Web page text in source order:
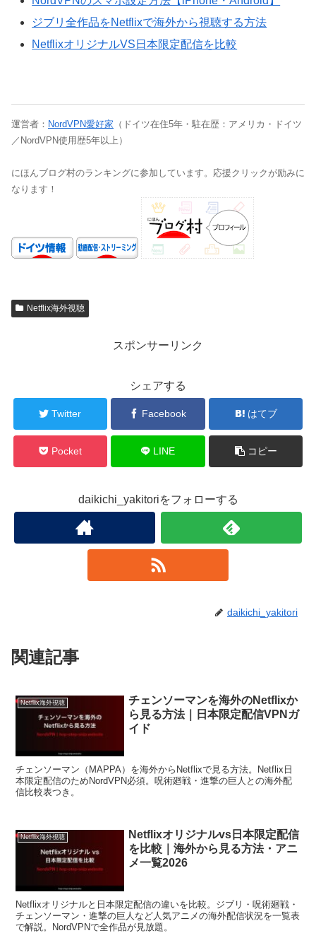
ジブリ全作品をNetflixで海外から視聴する方法
NetflixオリジナルVS日本限定配信を比較
運営者： NordVPN愛好家 （ドイツ在住5年・駐在歴：アメリカ・ドイツ
／NordVPN使用歴5年以上）
にほんブログ村のランキングに参加しています。応援クリックが励みに
なります！
Netflix海外視聴
スポンサーリンク
シェアする
Twitter Facebook はてブ
Pocket LINE コピー
daikichi_yakitoriをフォローする
daikichi_yakitori
関連記事
Netflix海外視聴
チェンソーマンを海外のNetflixか
ら見る方法｜日本限定配信VPNガ
イド
チェンソーマン（MAPPA）を海外からNetflixで見る方法。Netflix日
本限定配信のためNordVPN必須。呪術廻戦・進撃の巨人との海外配
信比較表つき。
Netflix海外視聴
Netflixオリジナルvs日本限定配信
を比較｜海外から見る方法・アニ
メ一覧2026
Netflixオリジナルと日本限定配信の違いを比較。ジブリ・呪術廻戦・
チェンソーマン・進撃の巨人など人気アニメの海外配信状況を一覧表
で解説。NordVPNで全作品が見放題。